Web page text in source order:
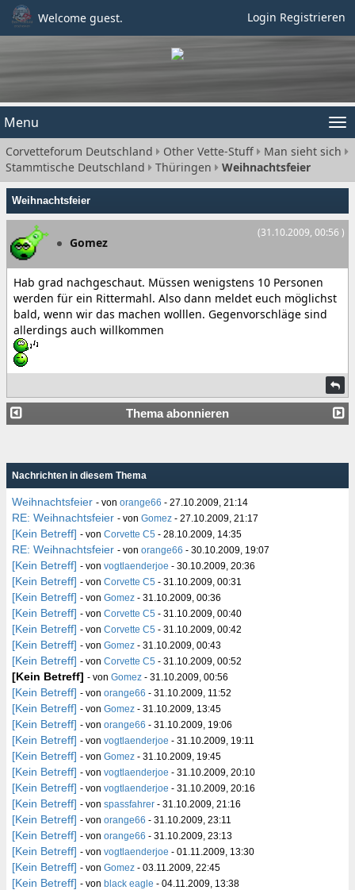
Welcome guest. Login Registrieren
Menu
Corvetteforum Deutschland Other Vette-Stuff
Man sieht sich
Stammtische Deutschland
Thüringen Weihnachtsfeier
Weihnachtsfeier
(31.10.2009, 00:56 )
Gomez
Hab grad nachgeschaut. Müssen wenigstens 10 Personen
werden für ein Rittermahl. Also dann meldet euch möglichst
bald, wenn wir das machen wolllen. Gegenvorschläge sind
allerdings auch willkommen
Thema abonnieren
Nachrichten in diesem Thema
Weihnachtsfeier - von orange66 - 27.10.2009, 21:14
RE: Weihnachtsfeier - von Gomez - 27.10.2009, 21:17
[Kein Betreff] - von Corvette C5 - 28.10.2009, 14:35
RE: Weihnachtsfeier - von orange66 - 30.10.2009, 19:07
[Kein Betreff] - von vogtlaenderjoe - 30.10.2009, 20:36
[Kein Betreff] - von Corvette C5 - 31.10.2009, 00:31
[Kein Betreff] - von Gomez - 31.10.2009, 00:36
[Kein Betreff] - von Corvette C5 - 31.10.2009, 00:40
[Kein Betreff] - von Corvette C5 - 31.10.2009, 00:42
[Kein Betreff] - von Gomez - 31.10.2009, 00:43
[Kein Betreff] - von Corvette C5 - 31.10.2009, 00:52
[Kein Betreff] - von Gomez - 31.10.2009, 00:56
[Kein Betreff] - von orange66 - 31.10.2009, 11:52
[Kein Betreff] - von Gomez - 31.10.2009, 13:45
[Kein Betreff] - von orange66 - 31.10.2009, 19:06
[Kein Betreff] - von vogtlaenderjoe - 31.10.2009, 19:11
[Kein Betreff] - von Gomez - 31.10.2009, 19:45
[Kein Betreff] - von vogtlaenderjoe - 31.10.2009, 20:10
[Kein Betreff] - von vogtlaenderjoe - 31.10.2009, 20:16
[Kein Betreff] - von spassfahrer - 31.10.2009, 21:16
[Kein Betreff] - von orange66 - 31.10.2009, 23:11
[Kein Betreff] - von orange66 - 31.10.2009, 23:13
[Kein Betreff] - von vogtlaenderjoe - 01.11.2009, 13:30
[Kein Betreff] - von Gomez - 03.11.2009, 22:45
[Kein Betreff] - von black eagle - 04.11.2009, 13:38